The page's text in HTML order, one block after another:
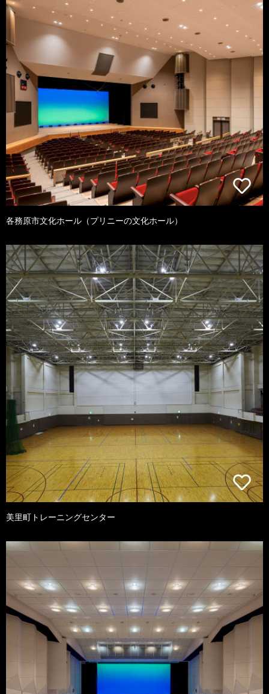
各務原市文化ホール（プリニーの文化ホール）
美里町トレーニングセンター